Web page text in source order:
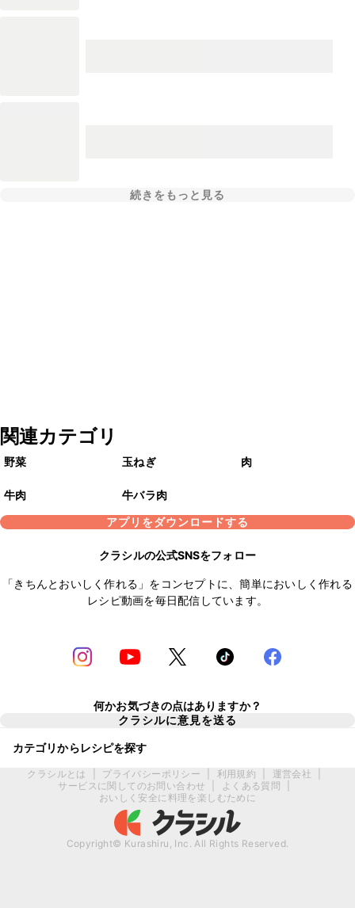
続きをもっと見る
関連カテゴリ
野菜 玉ねぎ 肉
牛肉
牛バラ肉
アプリをダウンロードする
クラシルの公式SNSをフォロー
「きちんとおいしく作れる」をコンセプトに、簡単においしく作れる
レシピ動画を毎日配信しています。
何かお気づきの点はありますか？
クラシルに意見を送る
カテゴリからレシピを探す
クラシルとは プライバシーポリシー 利用規約 運営会社
サービスに関してのお問い合わせ
よくある質問
おいしく安全に料理を楽しむために
Copyright© Kurashiru, Inc. All Rights Reserved.